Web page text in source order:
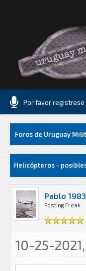
Por favor registrese
Foros de Uruguay
MediaHelicópteros -
Pablo 1983
Posting Freak
10-25-